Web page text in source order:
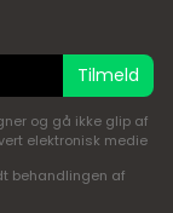
Tilmeld
og gå ikke glip af
elektronisk medie
behandlingen af